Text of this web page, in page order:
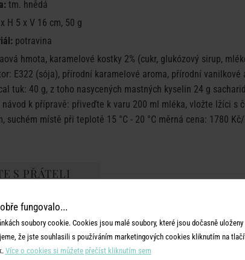
tm. hnědá
H 5 x V 16 cm, 50 g
potravina
hmota, karamelové kostky 2% (cukr, glukózový sirup,
E322 (sója), přírodní karamelové aroma, přírodní vanilkové
40 g, z toho nasycených mastných kyselin 24 g
k přípravě: přiveďte k varu 200 ml mléka, vložte lžíci s
místě při teplotě 15 °C - 20 °C měrná cena: 1780
S PŘÁTELI
fungovalo...
soubory cookie. Cookies jsou malé soubory, které jsou dočasně
že jste souhlasili s používáním marketingových cookies kliknutím na
Více o cookies si můžete přečíst kliknutím sem